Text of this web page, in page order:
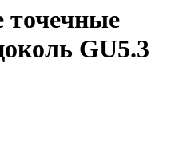
точечные
GU5.3